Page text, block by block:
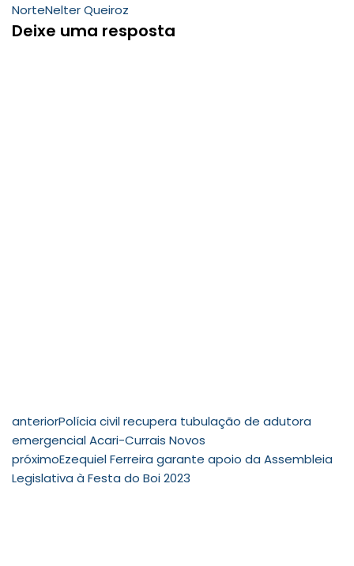
NorteNelter Queiroz
Deixe uma resposta
anteriorPolícia civil recupera tubulação de adutora
emergencial Acari-Currais Novos
próximoEzequiel Ferreira garante apoio da Assembleia
Legislativa à Festa do Boi 2023